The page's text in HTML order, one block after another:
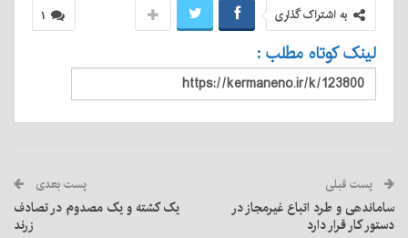
۱ به اشتراک گذاری
لینک کوتاه مطلب :
پست قبلی
ساماندهی و طرد اتباع غیرمجاز در
دستور کار قرار دارد
پست بعدی
یک کشته و یک مصدوم در تصادف
زرند